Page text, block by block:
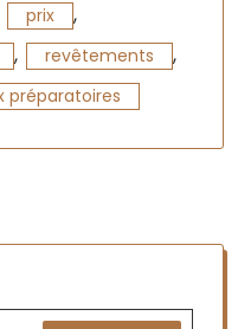
prix ,
, revêtements ,
préparatoires